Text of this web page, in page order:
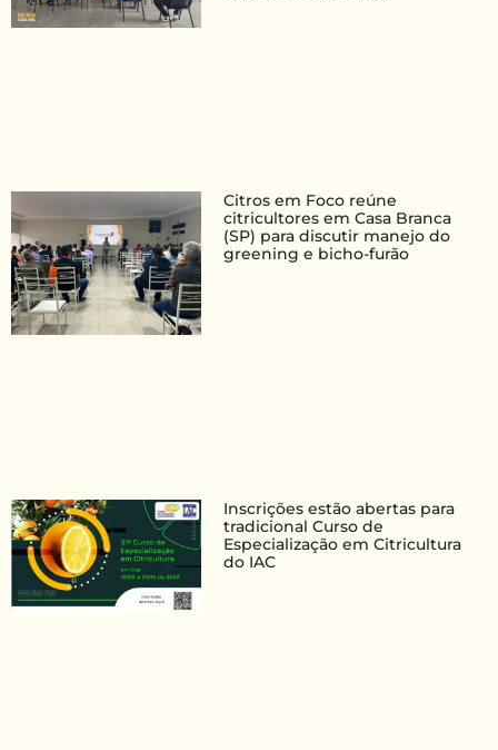
Citros em Foco reúne
citricultores em Casa Branca
(SP) para discutir manejo do
greening e bicho-furão
Inscrições estão abertas para
tradicional Curso de
Especialização em Citricultura
do IAC